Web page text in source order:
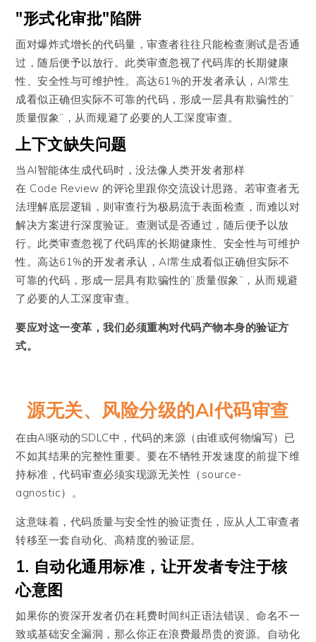
"形式化审批"陷阱
面对爆炸式增长的代码量，审查者往往只能检查测试是否通
过，随后便予以放行。此类审查忽视了代码库的长期健康
性、安全性与可维护性。高达61%的开发者承认，AI常生
成看似正确但实际不可靠的代码，形成一层具有欺骗性的”
质量假象”，从而规避了必要的人工深度审查。
上下文缺失问题
当AI智能体生成代码时，没法像人类开发者那样
在 Code Review 的评论里跟你交流设计思路。若审查者无
法理解底层逻辑，则审查行为极易流于表面检查，而难以对
解决方案进行深度验证。查测试是否通过，随后便予以放
行。此类审查忽视了代码库的长期健康性、安全性与可维护
性。高达61%的开发者承认，AI常生成看似正确但实际不
可靠的代码，形成一层具有欺骗性的”质量假象”，从而规避
了必要的人工深度审查。
要应对这一变革，我们必须重构对代码产物本身的验证方
式。
源无关、风险分级的AI代码审查
在由AI驱动的SDLC中，代码的来源（由谁或何物编写）已
不如其结果的完整性重要。要在不牺牲开发速度的前提下维
持标准，代码审查必须实现源无关性（source-
agnostic）。
这意味着，代码质量与安全性的验证责任，应从人工审查者
转移至一套自动化、高精度的验证层。
1. 自动化通用标准，让开发者专注于核
心意图
如果你的资深开发者仍在耗费时间纠正语法错误、命名不一
致或基础安全漏洞，那么你正在浪费最昂贵的资源。自动化